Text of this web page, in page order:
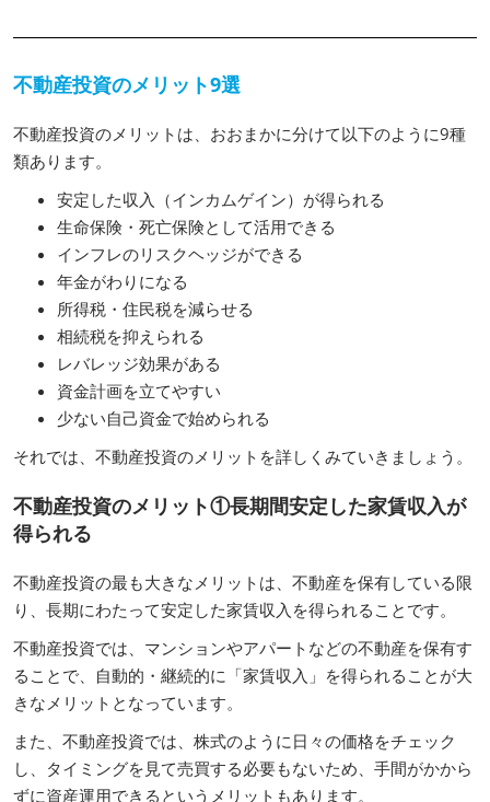
不動産投資のメリット9選
不動産投資のメリットは、おおまかに分けて以下のように9種
類あります。
安定した収入（インカムゲイン）が得られる
生命保険・死亡保険として活用できる
インフレのリスクヘッジができる
年金がわりになる
所得税・住民税を減らせる
相続税を抑えられる
レバレッジ効果がある
資金計画を立てやすい
少ない自己資金で始められる
それでは、不動産投資のメリットを詳しくみていきましょう。
不動産投資のメリット①長期間安定した家賃収入が
得られる
不動産投資の最も大きなメリットは、不動産を保有している限
り、長期にわたって安定した家賃収入を得られることです。
不動産投資では、マンションやアパートなどの不動産を保有す
ることで、自動的・継続的に「家賃収入」を得られることが大
きなメリットとなっています。
また、不動産投資では、株式のように日々の価格をチェック
し、タイミングを見て売買する必要もないため、手間がかから
ずに資産運用できるというメリットもあります。